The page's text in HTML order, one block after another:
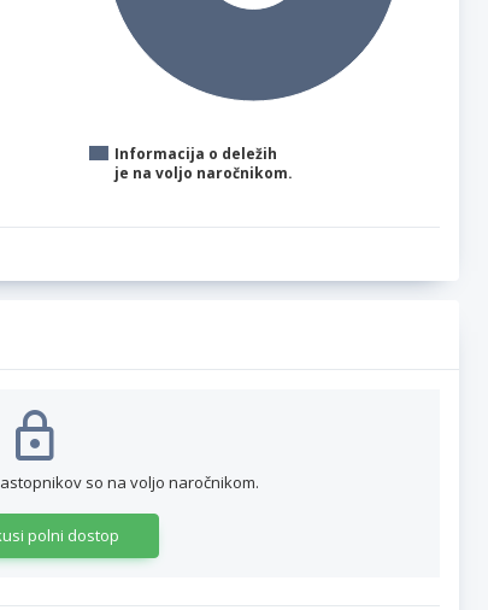
Informacija o deležih
je na voljo naročnikom.
so na voljo naročnikom.
polni dostop